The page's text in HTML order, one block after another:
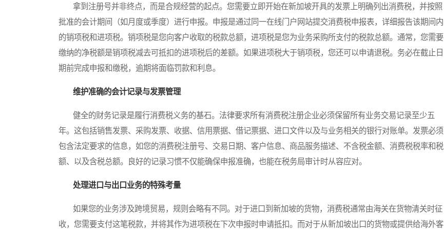
拿到注册号并非终点，而是合规经营的起点。您需要立即开始在新加坡开具的发票上明确列出消费税，并按照
批准的会计期间（如月度或季度）进行申报。申报是通过同一在线门户网站提交消费税申报表，详细报告该期间内
的销项税和进项税。销项税是您向客户收取的税款总额，进项税是您为业务采购所支付的税款总额。通常，您需要
缴纳的净税额是销项税减去可抵扣的进项税后的差额。如果进项税大于销项税，您还可以申请退税。务必在截止日
期前完成申报和缴税，逾期将面临罚款和利息。
维护准确的会计记录与发票管理
健全的财务记录是履行消费税义务的基石。法律要求所有消费税注册企业必须保留所有业务交易记录至少五
年。这包括销售发票、采购发票、收据、信用票据、借记票据、进口文件以及与业务相关的银行对账单。发票必须
包含法定要求的信息，如您的消费税注册号、交易日期、客户信息、商品服务描述、不含税金额、消费税税率和税
额、以及含税总额。良好的记录习惯不仅能确保申报准确，也能在税务局审计时从容应对。
处理进口与出口业务的特殊考量
如果您的业务涉及跨境贸易，规则会略有不同。对于进口到新加坡的货物，消费税通常由海关在货物清关时征
收，您需要支付这笔税款，并将其作为进项税在下次申报时申请抵扣。而对于从新加坡出口的货物或提供给海外客